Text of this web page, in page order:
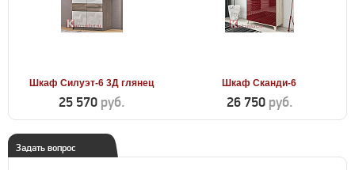
Шкаф Силуэт-6 3Д глянец
25 570 руб.
Шкаф Сканди-6
26 750 руб.
Задать вопрос